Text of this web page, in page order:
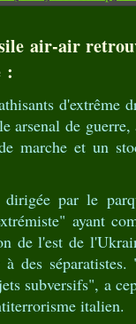
air-air
:
d'extrême
arsenal de
marche et un
par le
ayant
de l'est de
des
subversifs", a
italien.